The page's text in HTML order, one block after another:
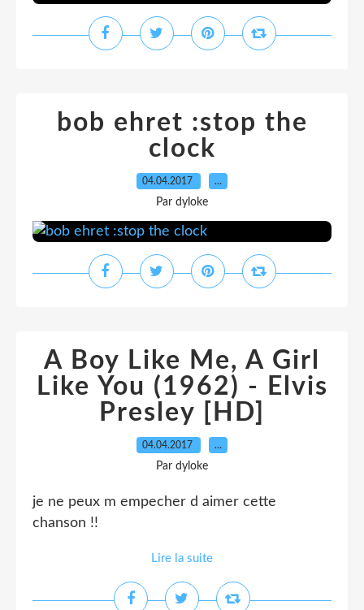
bob ehret :stop the
clock
04.04.2017 …
Par dyloke
A Boy Like Me, A Girl
Like You (1962) - Elvis
Presley [HD]
04.04.2017 …
Par dyloke
je ne peux m empecher d aimer cette
chanson !!
Lire la suite